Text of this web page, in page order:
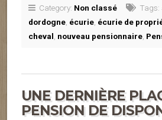
Category: Non classé Tags:
dordogne écurie écurie de
cheval nouveau pensionnaire
UNE DERNIÈRE
PENSION DE